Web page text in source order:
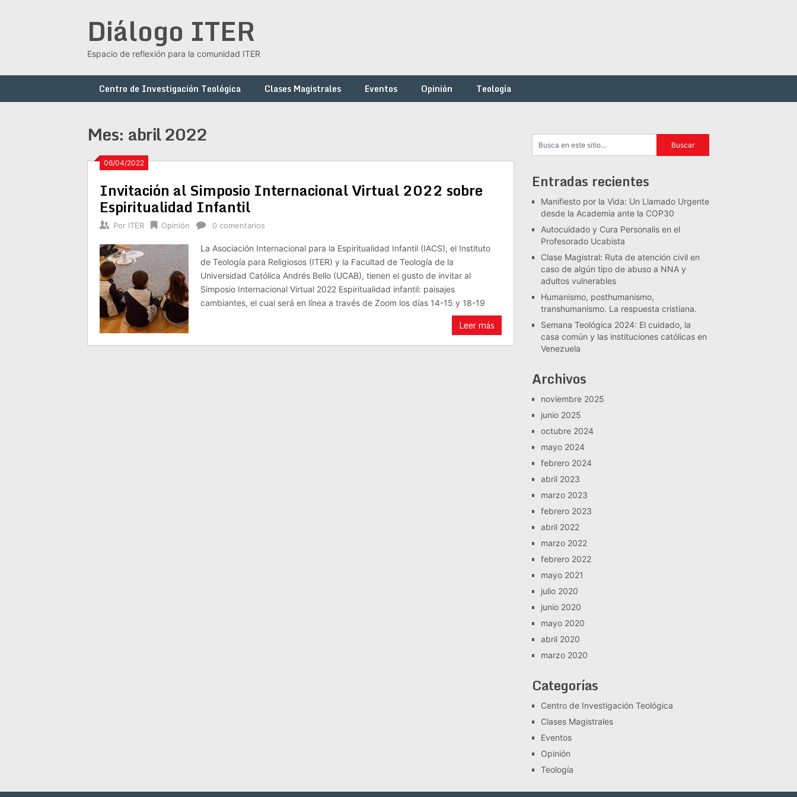
Diálogo ITER
Espacio de reflexión para la comunidad ITER
Centro de Investigación Teológica Clases Magistrales Eventos Opinión Teología
Mes: abril 2022
06/04/2022
Invitación al Simposio Internacional Virtual 2022 sobre
Espiritualidad Infantil
Por ITER Opinión 0 comentarios
La Asociación Internacional para la Espiritualidad Infantil (IACS), el Instituto
de Teología para Religiosos (ITER) y la Facultad de Teología de la
Universidad Católica Andrés Bello (UCAB), tienen el gusto de invitar al
Simposio Internacional Virtual 2022 Espiritualidad infantil: paisajes
cambiantes, el cual será en línea a través de Zoom los días 14-15 y 18-19
Leer más
Entradas recientes
Manifiesto por la Vida: Un Llamado Urgente
desde la Academia ante la COP30
Autocuidado y Cura Personalis en el
Profesorado Ucabista
Clase Magistral: Ruta de atención civil en
caso de algún tipo de abuso a NNA y
adultos vulnerables
Humanismo, posthumanismo,
transhumanismo. La respuesta cristiana.
Semana Teológica 2024: El cuidado, la
casa común y las instituciones católicas en
Venezuela
Archivos
noviembre 2025
junio 2025
octubre 2024
mayo 2024
febrero 2024
abril 2023
marzo 2023
febrero 2023
abril 2022
marzo 2022
febrero 2022
mayo 2021
julio 2020
junio 2020
mayo 2020
abril 2020
marzo 2020
Categorías
Centro de Investigación Teológica
Clases Magistrales
Eventos
Opinión
Teología